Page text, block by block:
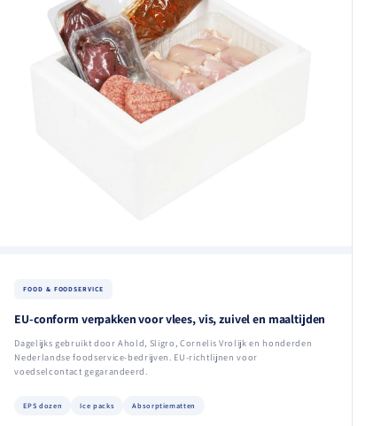
FOOD & FOODSERVICE
EU-conform verpakken voor vlees, vis, zuivel en maaltijden
Dagelijks gebruikt door Ahold, Sligro, Cornelis Vrolijk en honderden
Nederlandse foodservice-bedrijven. EU-richtlijnen voor
voedselcontact gegarandeerd.
EPS dozen Ice packs Absorptiematten